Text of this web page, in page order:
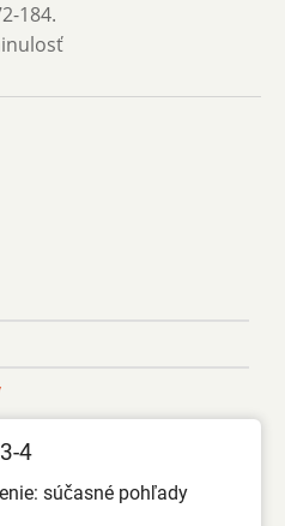
184.
4
súčasné pohľady